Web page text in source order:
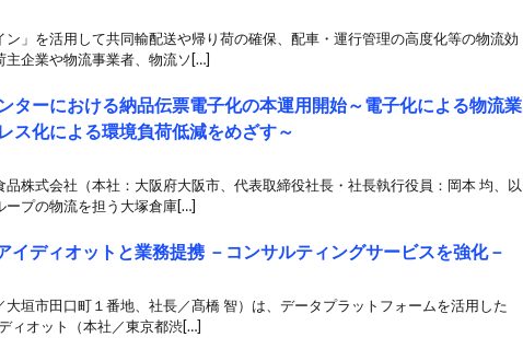
」を活用して共同輸配送や帰り荷の確保、配車・運行管理の高度化等の物流効
企業や物流事業者、物流ソ[…]
ターにおける納品伝票電子化の本運用開始～電子化による物流業
ス化による環境負荷低減をめざす～
株式会社（本社：大阪府大阪市、代表取締役社長・社長執行役員：岡本 均、以
プの物流を担う大塚倉庫[…]
イディオットと業務提携 －コンサルティングサービスを強化－
垣市田口町１番地、社長／髙橋 智）は、データプラットフォームを活用した
ィオット（本社／東京都渋[…]